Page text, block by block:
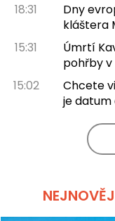
18:31
Dny
kláštera
15:31
Úmrtí
pohřby v
15:02
Chcete
je datum